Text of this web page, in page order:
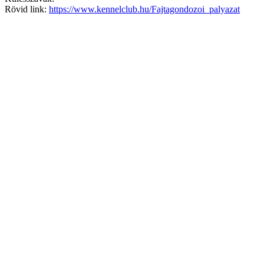
Rövid link: https://www.kennelclub.hu/Fajtagondozoi_palyazat